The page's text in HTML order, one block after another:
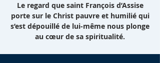
Le regard que saint François d’Assise
porte sur le Christ pauvre et humilié qui
s’est dépouillé de lui-même nous plonge
au cœur de sa spiritualité.